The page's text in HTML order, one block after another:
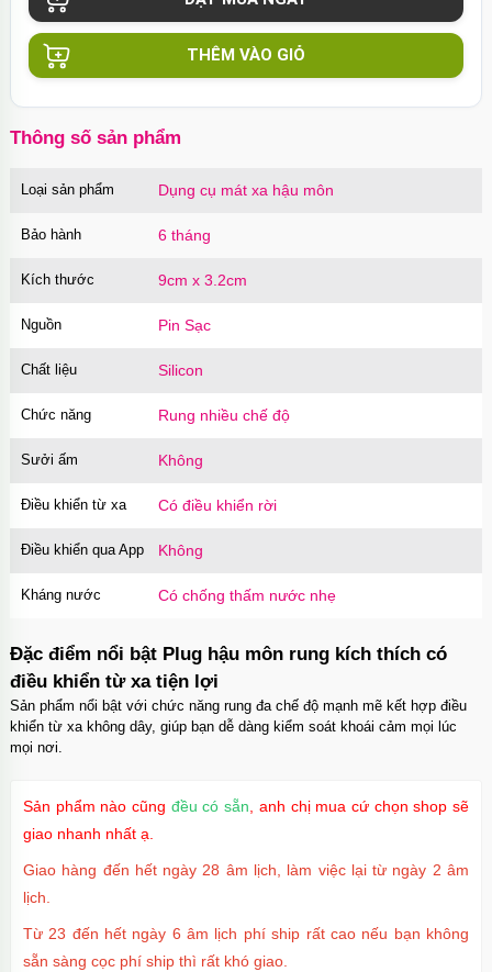
Bao cao su Sure DongKuk Ultra Thin siêu
mỏng chân thật Hàn Quốc
Bao cao su Sure Dongkuk Dotted 10 chiếc gai
MãBSD10 60.000₫
trong suốt
OPC16PR
Case trong suốt
suốt tối giản
MãOP16MXtrị giá70.000₫
MãOP16Prtrị giá70.000₫
Ốp lưng iPhone 16 TPU Space trong suốt tối
giản
Mã OP16 trị giá70.000₫
THÊM VÀO GIỎ
Thông số sản phẩm
Loại sản phẩm Dụng cụ mát xa hậu môn
Bảo hành 6 tháng
Kích thước 9cm x 3.2cm
Nguồn Pin Sạc
Chất liệu Silicon
Chức năng Rung nhiều chế độ
Sưởi ấm Không
Điều khiển từ xa Có điều khiển rời
Điều khiển qua App Không
Kháng nước Có chống thấm nước nhẹ
Đặc điểm nổi bật Plug hậu môn rung kích thích có
điều khiển từ xa tiện lợi
Sản phẩm nổi bật với chức năng rung đa chế độ mạnh mẽ kết hợp điều
khiển từ xa không dây, giúp bạn dễ dàng kiểm soát khoái cảm mọi lúc
mọi nơi.
Sản phẩm nào cũng đều có sẵn , anh chị mua cứ chọn shop sẽ
giao nhanh nhất ạ.
Giao hàng đến hết ngày 28 âm lịch, làm việc lại từ ngày 2 âm
lịch.
Từ 23 đến hết ngày 6 âm lịch phí ship rất cao nếu bạn không
sẵn sàng cọc phí ship thì rất khó giao.